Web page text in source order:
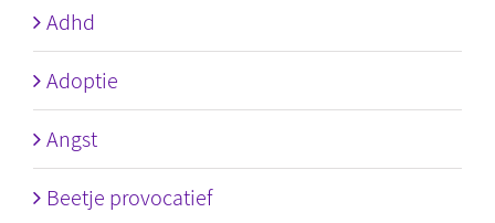
Adhd
Adoptie
Angst
Beetje provocatief